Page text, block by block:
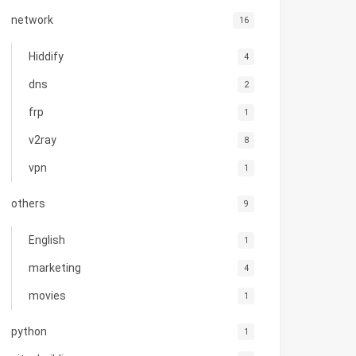
network 16
Hiddify 4
dns 2
frp 1
v2ray 8
vpn 1
others 9
English 1
marketing 4
movies 1
python 1